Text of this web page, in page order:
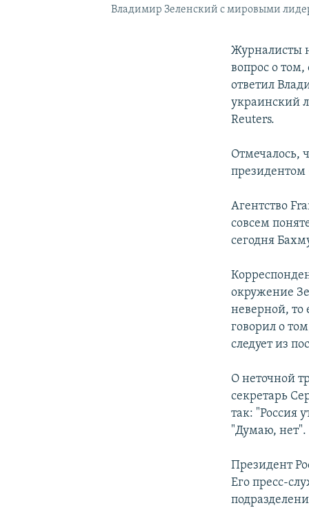
Владимир Зеленский с мировыми
Журналисты
вопрос о
ответил
украинский
Reuters.
Отмечалось,
Агентство
совсем
сегодня
окружение
неверной, то
говорил о
следует из
О неточной
секретарь
так: "Россия
"Думаю, нет".
Президент
Его пресс-